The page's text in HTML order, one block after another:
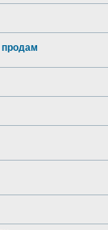
продам